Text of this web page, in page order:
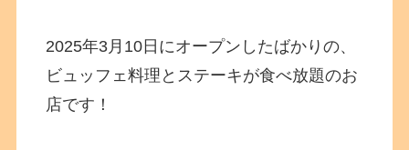
2025年3月10日にオープンしたばかりの、
ビュッフェ料理とステーキが食べ放題のお
店です！